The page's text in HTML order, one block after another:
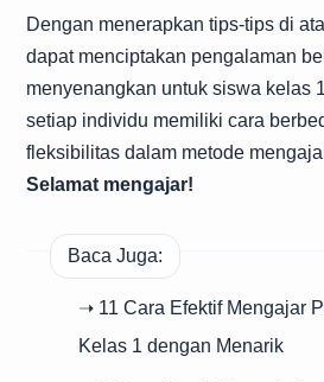
Dengan menerapkan tips-tips di
dapat menciptakan pengalaman
menyenangkan untuk siswa kelas
setiap individu memiliki cara
fleksibilitas dalam metode
Selamat mengajar!
Baca Juga:
➝ 11 Cara Efektif Mengajar
Kelas 1 dengan Menarik